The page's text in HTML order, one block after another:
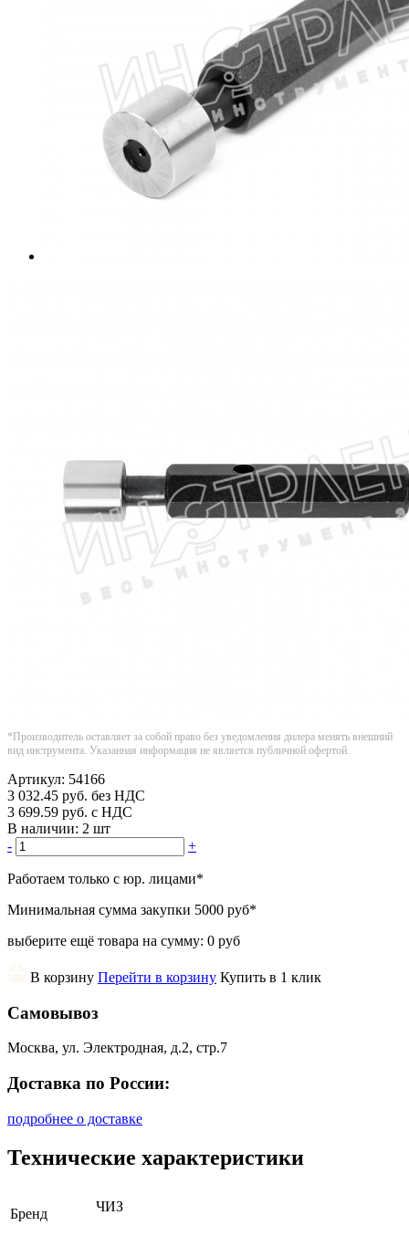
*Производитель оставляет за собой право без уведомления дилера менять внешний
вид инструмента. Указанная информация не является публичной офертой.
Артикул: 54166
3 032.45 руб. без НДС
3 699.59 руб. с НДС
В наличии: 2 шт
-
+
Работаем только с юр. лицами*
Минимальная сумма закупки 5000 руб*
выберите ещё товара на сумму: 0 руб
В корзину Перейти в корзину Купить в 1 клик
Самовывоз
Москва, ул. Электродная, д.2, стр.7
Доставка по России:
подробнее о доставке
Технические характеристики
Бренд ЧИЗ